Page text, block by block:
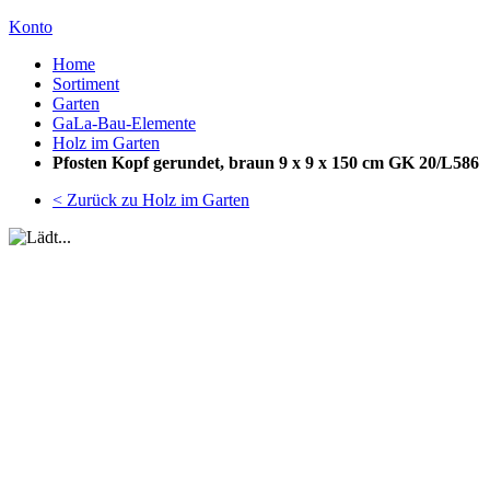
Konto
Home
Sortiment
Garten
GaLa-Bau-Elemente
Holz im Garten
Pfosten Kopf gerundet, braun 9 x 9 x 150 cm GK 20/L586
< Zurück zu Holz im Garten